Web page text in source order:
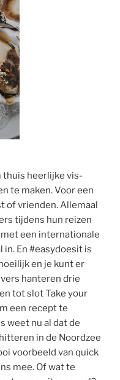
thuis heerlijke vis-
te maken. Voor een
of vrienden. Allemaal
tijdens hun reizen
een internationale
En #easydoesit is
en je kunt er
hanteren drie
tot slot Take your
een recept te
weet nu al dat de
in de Noordzee
voorbeeld van quick
mee. Of wat te